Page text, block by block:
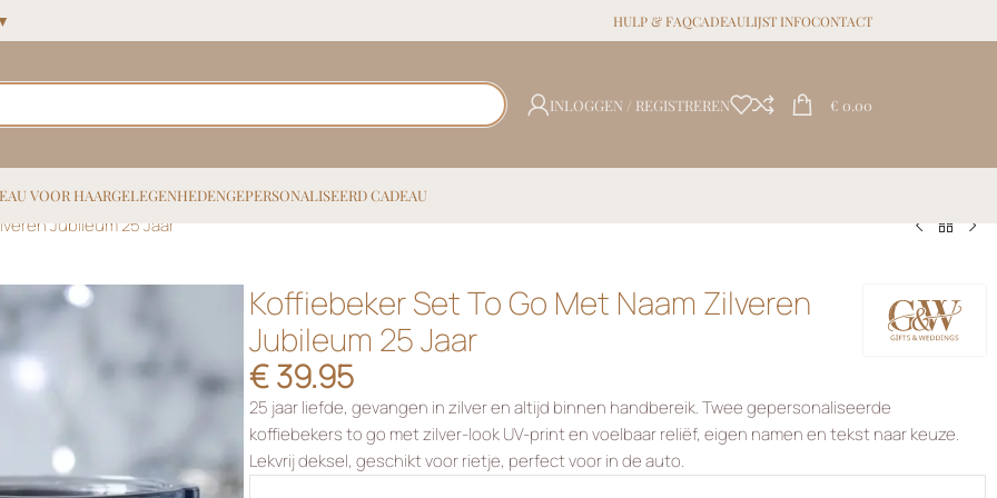
HULP & FAQCADEAULIJST INFOCONTACT
INLOGGEN / REGISTREREN € 0.00
VOOR HAARGELEGENHEDENGEPERSONALISEERD CADEAU
Jubileum 25 Jaar
Koffiebeker Set To Go Met Naam Zilveren
Jubileum 25 Jaar
€39.95
25 jaar liefde, gevangen in zilver en altijd binnen handbereik. Twee gepersonaliseerde
koffiebekers to go met zilver-look UV-print en voelbaar reliëf, eigen namen en tekst naar keuze.
Lekvrij deksel, geschikt voor rietje, perfect voor in de auto.